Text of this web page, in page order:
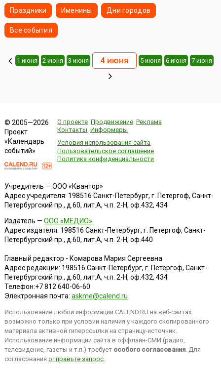
Праздники Именины Дни городов
Все события
1 июня 2 июня 3 июня 4 июня 5 июня 6 июня 7 июня
© 2005—2026
Проект
«Календарь
событий»
О проекте Продвижение Реклама
Контакты Информеры
Условия использования сайта
Пользовательское соглашение
Политика конфиденциальности
Учредитель — ООО «Квантор»
Адрес учредителя: 198516 Санкт-Петербург, г. Петергоф, Санкт-
Петербургский пр., д.60, лит.А, ч.п. 2-Н, оф.432, 434
Издатель — ООО «МЕДИО»
Адрес издателя: 198516 Санкт-Петербург, г. Петергоф, Санкт-
Петербургский пр., д.60, лит.А, ч.п. 2-Н, оф.440
Главный редактор - Комарова Мария Сергеевна
Адрес редакции: 198516 Санкт-Петербург, г. Петергоф, Санкт-
Петербургский пр., д.60, лит.А, ч.п. 2-Н, оф.432, 434
Телефон:+7 812 640-06-60
Электронная почта: askme@calend.ru
Использование любой информации CALEND.RU на веб-сайтах
возможно только при условии наличия у каждого скопированного
материала активной гиперссылки на страницу-источник.
Использование информации сайта в оффлайн-СМИ (радио,
телевидение, газеты и т.п.) требует особого согласования. Для
согласования отправьте запрос.